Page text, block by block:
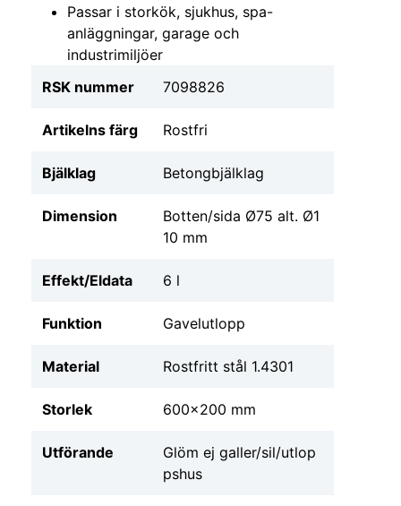
Passar i storkök, sjukhus, spa-
anläggningar, garage och
industrimiljöer
RSK nummer
7098826
Artikelns färg Rostfri
Bjälklag Betongbjälklag
Dimension
Botten/sida Ø75 alt. Ø1
10 mm
Effekt/Eldata 6 l
Funktion Gavelutlopp
Material Rostfritt stål 1.4301
Storlek 600x200 mm
Utförande
Glöm ej galler/sil/utlop
pshus